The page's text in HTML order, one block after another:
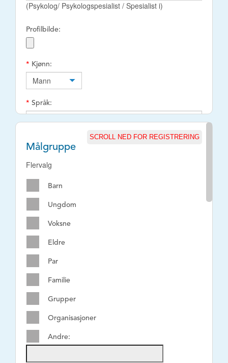
(Psykolog/ Psykologspesialist / Spesialist i)
Profilbilde:
* Kjønn:
* Språk:
* Besøksadresse:
*Postnummer:
Poststed:
Konsultasjonstider:
Dagtid
Dagtid og Kveldstid
For tiden ingen ledige timer
Avtalespesialist
SCROLL NED FOR REGISTRERING
Målgruppe
Flervalg
Barn
Ungdom
Voksne
Eldre
Par
Familie
Grupper
Organisasjoner
Andre: